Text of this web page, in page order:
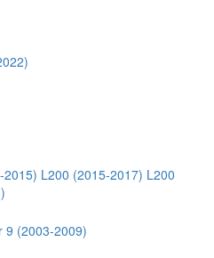
2015) L200 (2015-2017) L200
9 (2003-2009)